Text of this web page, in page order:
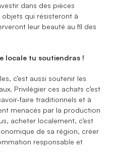
dans des pièces
objets qui résisteront à
leur beauté au fil des
locale tu soutiendras !
c’est aussi soutenir les
Privilégier ces achats c’est
faire traditionnels et à
menacés par la production
acheter localement, c’est
de sa région, créer
responsable et